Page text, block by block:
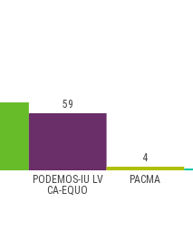
PODEMOS-IU LV
CA-EQUO
PACMA
59
4